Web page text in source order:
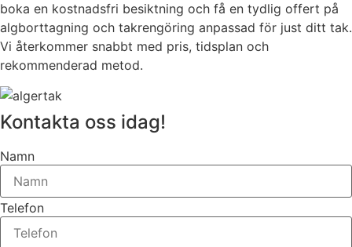
boka en kostnadsfri besiktning och få en tydlig offert på
algborttagning och takrengöring anpassad för just ditt tak.
Vi återkommer snabbt med pris, tidsplan och
rekommenderad metod.
Kontakta oss idag!
Namn
Telefon